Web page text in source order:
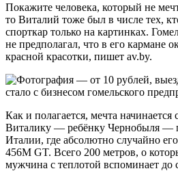
Покажите человека, который не
то Виталий тоже был в числе тех,
спорткар только на картинках.
не предполагал, что в его кармане
красной красотки, пишет av.by.
Как и полагается, мечта начинается
Виталику — ребёнку Чернобыля —
Италии, где абсолютно случайно
456M GT. Всего 200 метров, о
мужчина с теплотой вспоминает до